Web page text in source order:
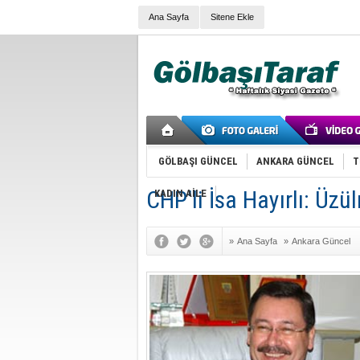
Ana Sayfa Sitene Ekle
GÖLBAŞI GÜNCEL ANKARA GÜNCEL
KADIN AİLE
CHP'li İsa Hayırlı:
» Ana Sayfa » Ankara Güncel